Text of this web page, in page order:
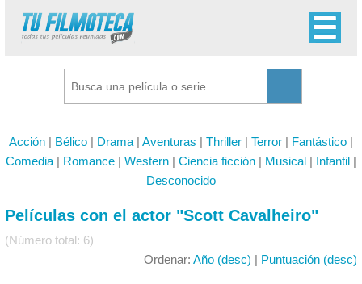
Acción | Bélico | Drama | Aventuras | Thriller | Terror | Fantástico |
Comedia | Romance | Western | Ciencia ficción | Musical | Infantil |
Desconocido
Películas con el actor "Scott Cavalheiro"
(Número total: 6)
Ordenar: Año (desc) | Puntuación (desc)